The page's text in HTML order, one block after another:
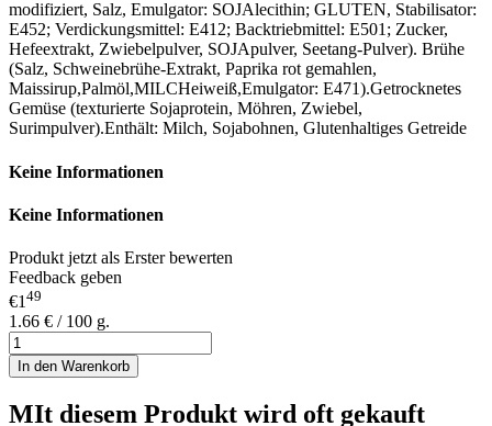
modifiziert, Salz, Emulgator: SOJAlecithin; GLUTEN, Stabilisator:
E452; Verdickungsmittel: E412; Backtriebmittel: E501; Zucker,
Hefeextrakt, Zwiebelpulver, SOJApulver, Seetang-Pulver). Brühe
(Salz, Schweinebrühe-Extrakt, Paprika rot gemahlen,
Maissirup,Palmöl,MILCHeiweiß,Emulgator: E471).Getrocknetes
Gemüse (texturierte Sojaprotein, Möhren, Zwiebel,
Surimpulver).‎Enthält: Milch, Sojabohnen, Glutenhaltiges Getreide
Keine Informationen
Keine Informationen
Produkt jetzt als Erster bewerten
Feedback geben
€149
1.66 € / 100 g.
In den Warenkorb
MIt diesem Produkt wird oft gekauft